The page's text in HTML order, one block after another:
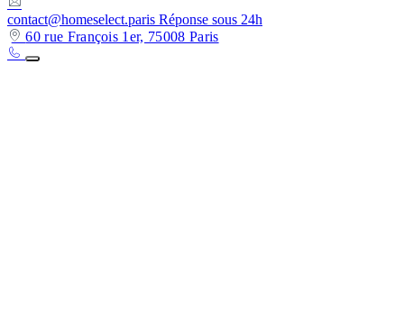
contact@homeselect.paris Réponse sous 24h
60 rue François 1er, 75008 Paris